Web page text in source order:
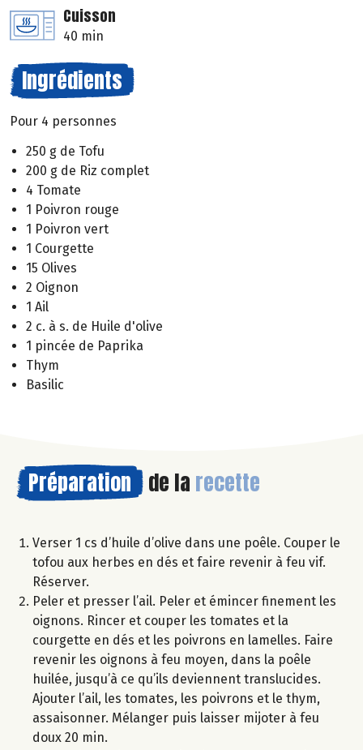
Cuisson
40 min
Ingrédients
Pour 4 personnes
250 g de Tofu
200 g de Riz complet
4 Tomate
1 Poivron rouge
1 Poivron vert
1 Courgette
15 Olives
2 Oignon
1 Ail
2 c. à s. de Huile d'olive
1 pincée de Paprika
Thym
Basilic
Préparation de la recette
Verser 1 cs d’huile d’olive dans une poêle. Couper le
tofou aux herbes en dés et faire revenir à feu vif.
Réserver.
Peler et presser l’ail. Peler et émincer finement les
oignons. Rincer et couper les tomates et la
courgette en dés et les poivrons en lamelles. Faire
revenir les oignons à feu moyen, dans la poêle
huilée, jusqu’à ce qu’ils deviennent translucides.
Ajouter l’ail, les tomates, les poivrons et le thym,
assaisonner. Mélanger puis laisser mijoter à feu
doux 20 min.